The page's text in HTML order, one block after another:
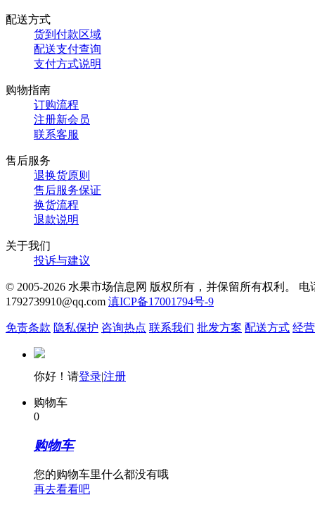
配送方式
货到付款区域
配送支付查询
支付方式说明
购物指南
订购流程
注册新会员
联系客服
售后服务
退换货原则
售后服务保证
换货流程
退款说明
关于我们
投诉与建议
© 2005-2026 水果市场信息网 版权所有，并保留所有权利。 电
1792739910@qq.com 滇ICP备17001794号-9
免责条款 隐私保护 咨询热点 联系我们 批发方案 配送方式 经
你好！请登录|注册
购物车
0
购物车
您的购物车里什么都没有哦
再去看看吧